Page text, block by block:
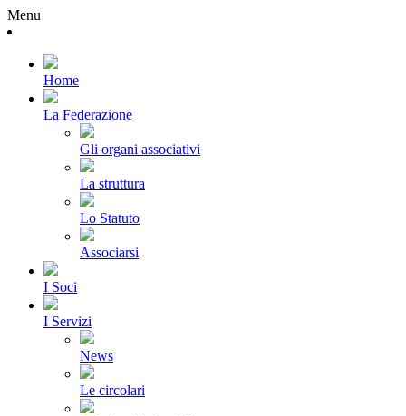
Menu
Home
La Federazione
Gli organi associativi
La struttura
Lo Statuto
Associarsi
I Soci
I Servizi
News
Le circolari